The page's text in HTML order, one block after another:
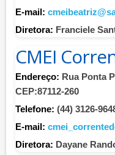
E-mail:
Diretora: Franciele
CMEI
Endereço: Rua Ponta
CEP:87112-260
Telefone: (44) 3126-
E-mail:
Diretora: Dayane